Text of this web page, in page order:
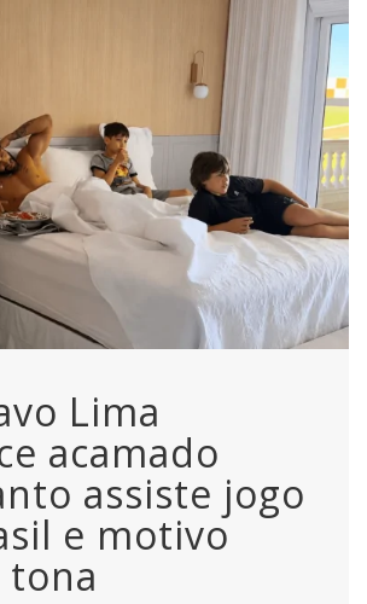
Lima
acamado
assiste jogo
e motivo
tona